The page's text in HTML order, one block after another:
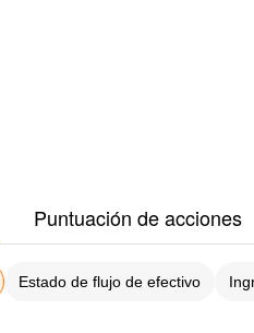
Puntuación de acciones
Estado de flujo de efectivo